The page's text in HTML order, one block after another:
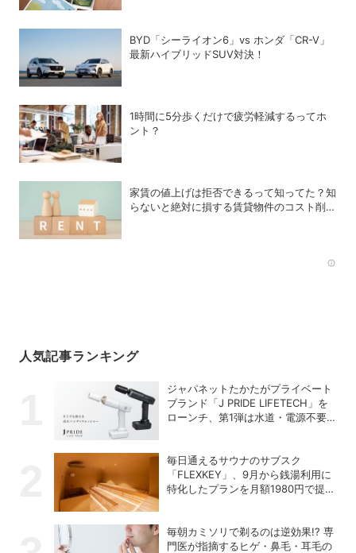
BYD「シーライオン6」vs ホンダ「CR-V」
最新ハイブリッドSUV対決！
1時間に5分歩くだけで疲労軽減するってホ
ント？
家賃の値上げは拒否できるって知ってた？知
らないと絶対に損する賃貸物件のコスト削減
人気記事ランキング
ジャパネットたかたがプライベート
ブランド「J PRIDE LIFETECH」を
ローンチ、第1弾は水道・電源不要
毎日通えるサウナのサブスク
「FLEXKEY」、9月から銭湯利用に
特化したプランを月額1980円で提供
毎朝カミソリで剃るのは逆効果!? 専
門医が指摘するヒゲ・鼻毛・耳毛の